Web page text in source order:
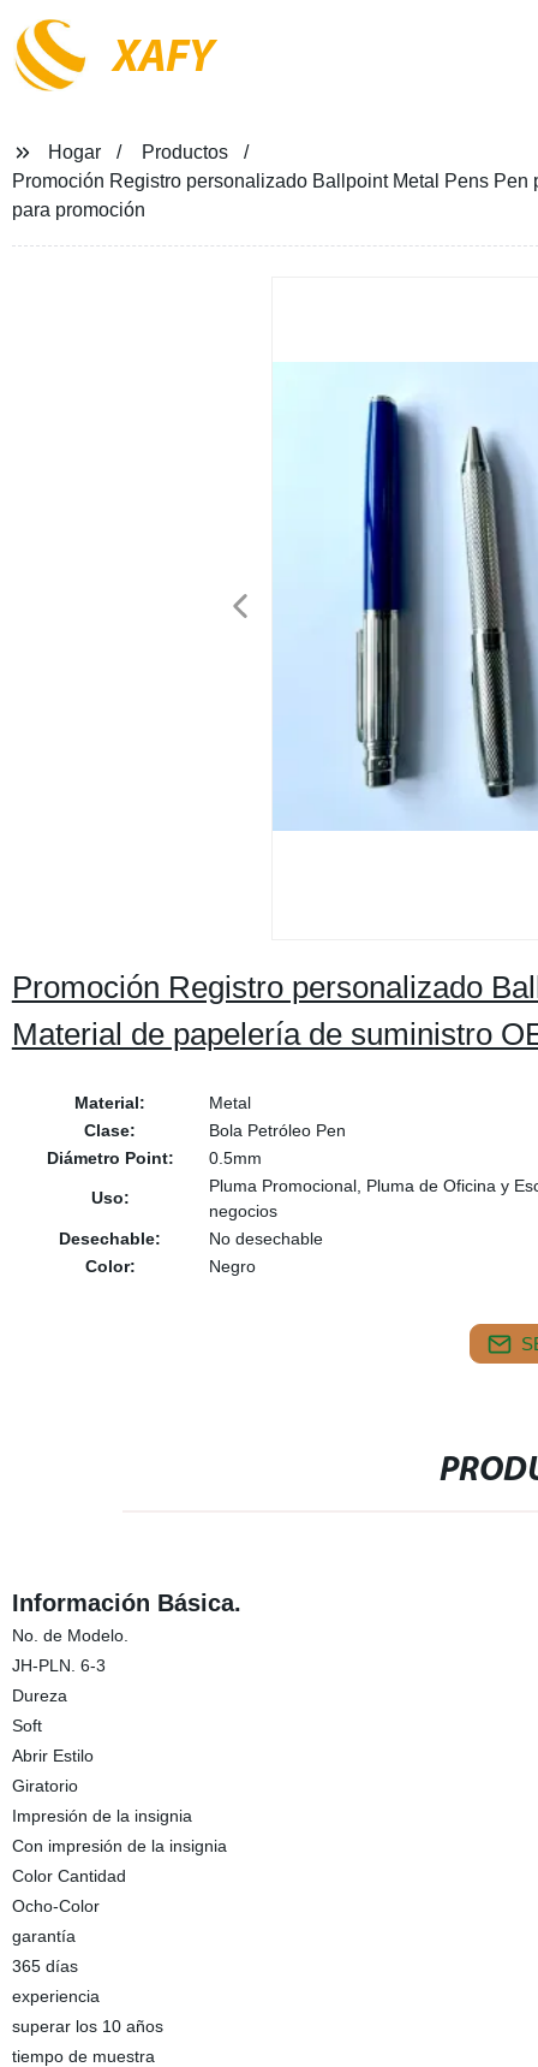
XAFY
Hogar
Productos
Promoción Registro personalizado Ballpoint Metal Pens
para promoción
Promoción Registro personalizado
Material de papelería de suministro
Material:
Metal
Clase:
Bola Petróleo Pen
Diámetro Point:
0.5mm
Uso:
Pluma Promocional, Pluma de Oficina y
negocios
Desechable:
No desechable
Color:
Negro
Información Básica.
No. de Modelo.
JH-PLN. 6-3
Dureza
Soft
Abrir Estilo
Giratorio
Impresión de la insignia
Con impresión de la insignia
Color Cantidad
Ocho-Color
garantía
365 días
experiencia
superar los 10 años
tiempo de muestra